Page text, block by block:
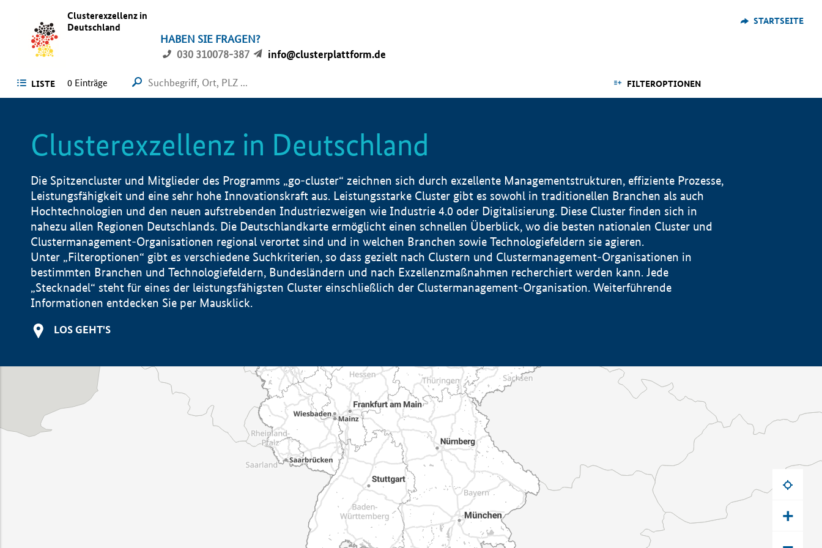
Clusterexzellenz in
Deutschland
HABEN SIE FRAGEN?
030 310078-387
info@clusterplattform.de
STARTSEITE
LISTE FILTEROPTIONEN
0 Einträge
Clusterexzellenz in Deutschland
Die Spitzencluster und Mitglieder des Programms „go-cluster“ zeichnen sich durch exzellente Managementstrukturen, effiziente Prozesse,
Leistungsfähigkeit und eine sehr hohe Innovationskraft aus. Leistungsstarke Cluster gibt es sowohl in traditionellen Branchen als auch
Hochtechnologien und den neuen aufstrebenden Industriezweigen wie Industrie 4.0 oder Digitalisierung. Diese Cluster finden sich in
nahezu allen Regionen Deutschlands. Die Deutschlandkarte ermöglicht einen schnellen Überblick, wo die besten nationalen Cluster und
Clustermanagement-Organisationen regional verortet sind und in welchen Branchen sowie Technologiefeldern sie agieren.
Unter „Filteroptionen“ gibt es verschiedene Suchkriterien, so dass gezielt nach Clustern und Clustermanagement-Organisationen in
bestimmten Branchen und Technologiefeldern, Bundesländern und nach Exzellenzmaßnahmen recherchiert werden kann. Jede
„Stecknadel“ steht für eines der leistungsfähigsten Cluster einschließlich der Clustermanagement-Organisation. Weiterführende
Informationen entdecken Sie per Mausklick.
LOS GEHT'S
+